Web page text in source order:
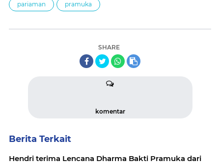
pariaman pramuka
SHARE
komentar
Berita Terkait
Hendri terima Lencana Dharma Bakti Pramuka dari